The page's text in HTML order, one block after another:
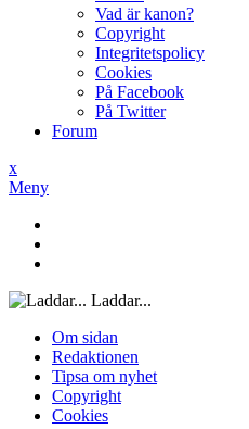
Vad är kanon?
Copyright
Integritetspolicy
Cookies
På Facebook
På Twitter
Forum
x
Meny
Laddar...
Om sidan
Redaktionen
Tipsa om nyhet
Copyright
Cookies